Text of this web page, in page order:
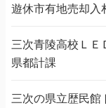
遊休市有地売却入
三次青陵高校ＬＥ
県都計課
三次の県立歴民館